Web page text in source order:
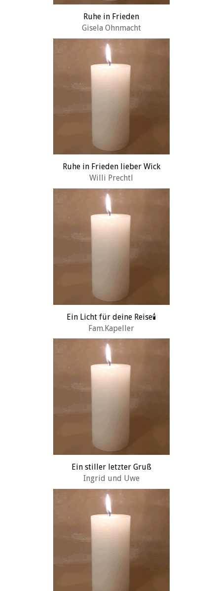
Ruhe in Frieden
Gisela Ohnmacht
Ruhe in Frieden lieber Wick
Willi Prechtl
Ein Licht für deine Reise🕯️
Fam.Kapeller
Ein stiller letzter Gruß
Ingrid und Uwe